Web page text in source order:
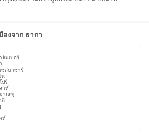
องจาก ธากา
ลัมเปอร์
ซสบาซาร์
น
ปร์
าห์
มาณฑุ
ลี
ห์